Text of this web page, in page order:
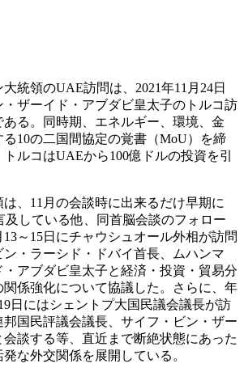
統領のUAE訪問は、2021年11月24日
ザーイド・アブダビ皇太子のトルコ訪
る。同時期、エネルギー、環境、金
10の二国間協定の覚書（MoU）を締
ルコはUAEから100億ドルの投資を引
、11月の会談時に出来るだけ早期に
している他、同首脳会談のフォロー
～15日にチャウシュオール外相が訪問
ン・ラーシド・ドバイ首長、ムハンマ
・アブダビ皇太子と経済・投資・貿易分
係強化について協議した。さらに、年
日にはシェントプ大国民議会議長が訪
邦国民評議会議長、サイフ・ビン・ザー
談する等、直近まで断絶状態にあった
な外交関係を展開している。